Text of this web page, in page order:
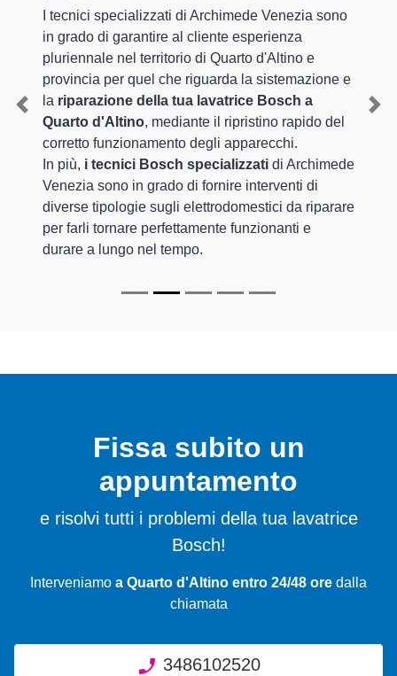
I tecnici specializzati di Archimede Venezia sono
in grado di garantire al cliente esperienza
pluriennale nel territorio di Quarto d'Altino e
provincia per quel che riguarda la sistemazione e
la riparazione della tua lavatrice Bosch a
Quarto d'Altino, mediante il ripristino rapido del
corretto funzionamento degli apparecchi.
In più, i tecnici Bosch specializzati di Archimede
Venezia sono in grado di fornire interventi di
diverse tipologie sugli elettrodomestici da riparare
per farli tornare perfettamente funzionanti e
durare a lungo nel tempo.
Previous
Fissa subito un
appuntamento
e risolvi tutti i problemi della tua lavatrice
Bosch!
Interveniamo a Quarto d'Altino entro 24/48 ore dalla
chiamata
3486102520